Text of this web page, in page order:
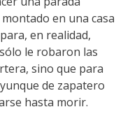
en una casa
en realidad,
le robaron las
sino que para
de zapatero
hasta morir.